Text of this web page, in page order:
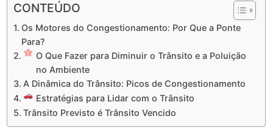
CONTEÚDO
Os Motores do Congestionamento: Por Que a Ponte
Para?
O Que Fazer para Diminuir o Trânsito e a Poluição
no Ambiente
A Dinâmica do Trânsito: Picos de Congestionamento
Estratégias para Lidar com o Trânsito
Trânsito Previsto é Trânsito Vencido